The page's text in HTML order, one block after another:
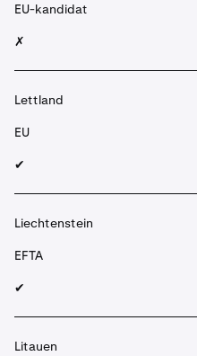
EU-kandidat
✗
Lettland
EU
✔︎
Liechtenstein
EFTA
✔︎
Litauen